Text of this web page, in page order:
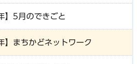
】5月のできごと
】まちかどネットワーク